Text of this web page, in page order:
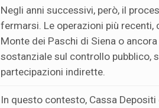
Negli anni successivi, però, il
fermarsi. Le operazioni più recenti,
Monte dei Paschi di Siena o
sostanziale sul controllo pubblico,
partecipazioni indirette.
In questo contesto, Cassa